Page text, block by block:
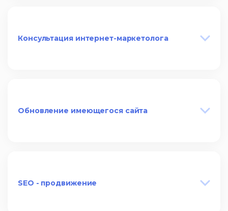
Консультация интернет-маркетолога
Обновление имеющегося сайта
SEO - продвижение